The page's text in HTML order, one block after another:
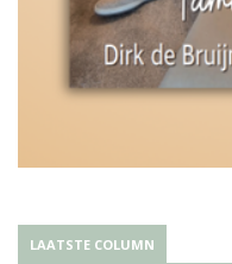
LAATSTE COLUMN